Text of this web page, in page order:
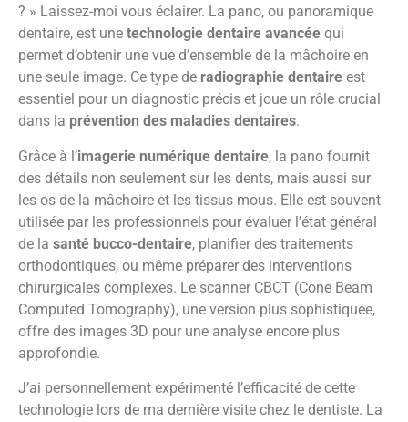
? » Laissez-moi vous éclairer. La pano, ou panoramique
dentaire, est une technologie dentaire avancée qui
permet d’obtenir une vue d’ensemble de la mâchoire en
une seule image. Ce type de radiographie dentaire est
essentiel pour un diagnostic précis et joue un rôle crucial
dans la prévention des maladies dentaires.
Grâce à l’imagerie numérique dentaire, la pano fournit
des détails non seulement sur les dents, mais aussi sur
les os de la mâchoire et les tissus mous. Elle est souvent
utilisée par les professionnels pour évaluer l’état général
de la santé bucco-dentaire, planifier des traitements
orthodontiques, ou même préparer des interventions
chirurgicales complexes. Le scanner CBCT (Cone Beam
Computed Tomography), une version plus sophistiquée,
offre des images 3D pour une analyse encore plus
approfondie.
J’ai personnellement expérimenté l’efficacité de cette
technologie lors de ma dernière visite chez le dentiste. La